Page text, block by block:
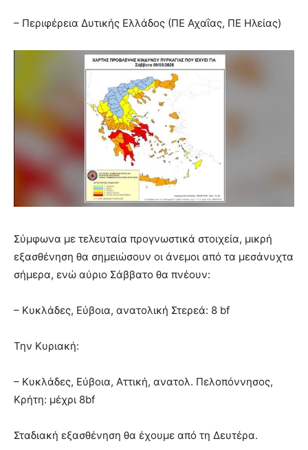
– Περιφέρεια Δυτικής Ελλάδος (ΠΕ Αχαΐας, ΠΕ Ηλείας)
Σύμφωνα με τελευταία προγνωστικά στοιχεία, μικρή
εξασθένηση θα σημειώσουν οι άνεμοι από τα μεσάνυχτα
σήμερα, ενώ αύριο Σάββατο θα πνέουν:
– Κυκλάδες, Εύβοια, ανατολική Στερεά: 8 bf
Την Κυριακή:
– Κυκλάδες, Εύβοια, Αττική, ανατολ. Πελοπόννησος,
Κρήτη: μέχρι 8bf
Σταδιακή εξασθένηση θα έχουμε από τη Δευτέρα.